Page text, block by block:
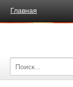
Главная